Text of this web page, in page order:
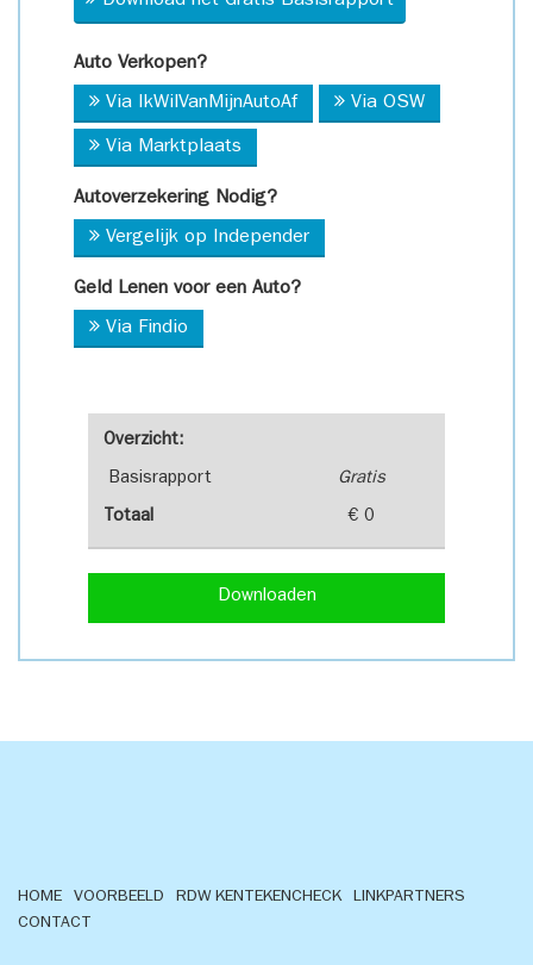
Overzicht:
Basisrapport Gratis
Totaal € 0
Downloaden
Auto Verkopen?
Via IkWilVanMijnAutoAf Via OSW
Via Marktplaats
Autoverzekering Nodig?
Vergelijk op Independer
Geld Lenen voor een Auto?
Via Findio
HOME VOORBEELD RDW KENTEKENCHECK
LINKPARTNERS
CONTACT